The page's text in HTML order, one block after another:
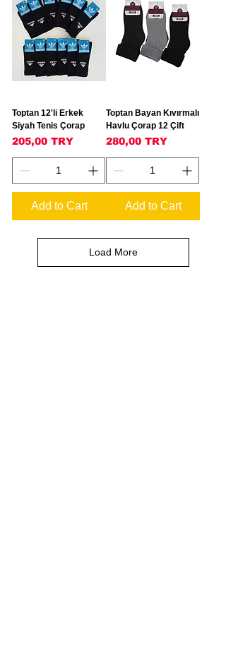
Toptan 12'li Erkek
Siyah Tenis Çorap
Price
205,00 TRY
Add to Cart
Toptan Bayan Kıvırmalı
Havlu Çorap 12 Çift
Price
280,00 TRY
Add to Cart
Load More